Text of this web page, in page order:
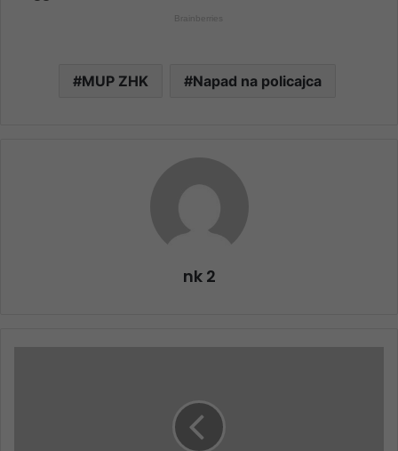
MUP ZHK Napad na policajca
nk 2